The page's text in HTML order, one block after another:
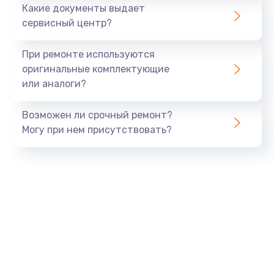
1645 руб.
Замена процессора
Заказать
Замена оперативной памяти
Какие документы выдает
сервисный центр?
При ремонте используются
оригинальные комплектующие
или аналоги?
Возможен ли срочный ремонт?
Могу при нем присутствовать?